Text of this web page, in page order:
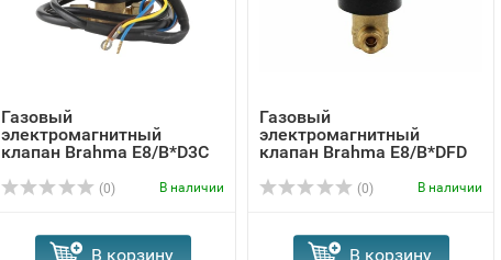
Газовый
электромагнитный
клапан Brahma E8/B*D3C
(0) В наличии
В корзину
Газовый
электромагнитный
клапан Brahma Е8/B*DFD
(0) В наличии
В корзину